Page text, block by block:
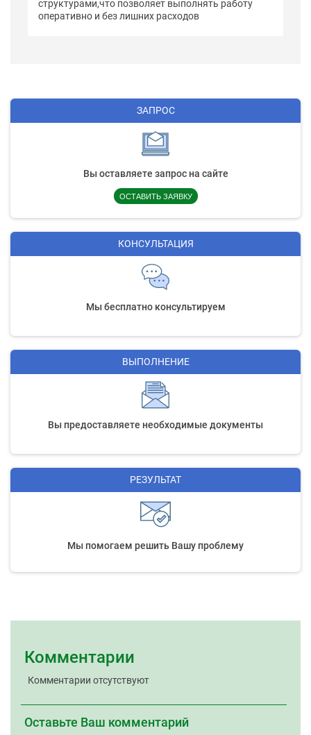
структурами,что позволяет выполнять работу
оперативно и без лишних расходов
ЗАПРОС
Вы оставляете запрос на сайте
ОСТАВИТЬ ЗАЯВКУ
КОНСУЛЬТАЦИЯ
Мы бесплатно консультируем
ВЫПОЛНЕНИЕ
Вы предоставляете необходимые документы
РЕЗУЛЬТАТ
Мы помогаем решить Вашу проблему
Комментарии
Комментарии отсутствуют
Оставьте Ваш комментарий